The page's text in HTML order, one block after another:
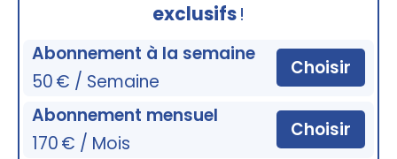
exclusifs!
Abonnement à la semaine
50 € / Semaine
Choisir
Abonnement mensuel
170 € / Mois
Choisir